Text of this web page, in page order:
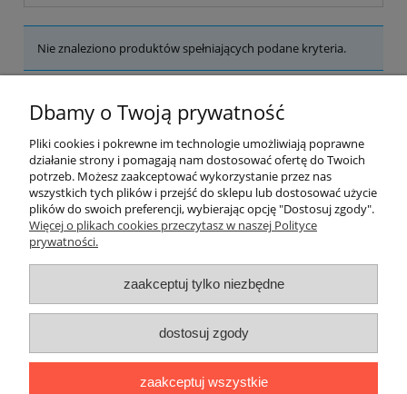
Nie znaleziono produktów spełniających podane kryteria.
Moje konto
Kontakt
Dbamy o Twoją prywatność
Pliki cookies i pokrewne im technologie umożliwiają poprawne
działanie strony i pomagają nam dostosować ofertę do Twoich
potrzeb. Możesz zaakceptować wykorzystanie przez nas
wszystkich tych plików i przejść do sklepu lub dostosować użycie
plików do swoich preferencji, wybierając opcję "Dostosuj zgody".
Więcej o plikach cookies przeczytasz w naszej Polityce
prywatności.
zaakceptuj tylko niezbędne
dostosuj zgody
zaakceptuj wszystkie